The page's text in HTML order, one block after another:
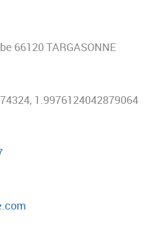
66120 TARGASONNE
1.9976124042879064